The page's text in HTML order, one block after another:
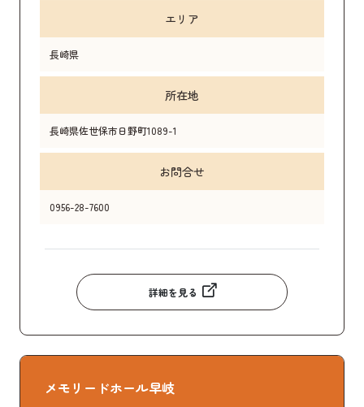
エリア
長崎県
所在地
長崎県佐世保市日野町1089-1
お問合せ
0956-28-7600
詳細を見る
メモリードホール早岐